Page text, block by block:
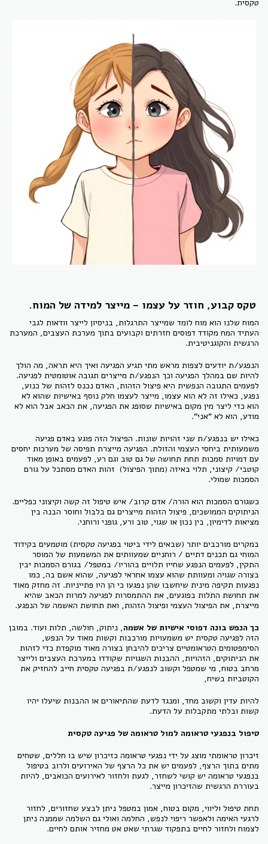
טקסית.
טקס קבוע, חוזר על עצמו – מייצר למידה של המוח.
המוח שלנו הוא מוח לומד שמייצר התרגלות, בניסיון לייצר וודאות לגבי
העתיד המח מקודד דפוסים חזרתים וקבועים בתוך מערכת העצבים, המערכת
הרגשית והקוגניטיבית.
הנפגע/ת יודעים לצפות מראש מתי תגיע הפגיעה ואיך היא תראה, מה הולך
להיות שם במהלך הפגיעה וכך הנפגע/ת מייצרים תגובה אוטומטית לפגיעה.
לפעמים התגובה הנפשית היא פיצול הזהות, האדם נכנס לזהות של כנוע,
נפגע, כאילו זה לא הוא עצמו, מייצר לעצמו חלק נוסף באישיות שהוא לא
הוא כדי ליצר מין מקום באישיות שסופג את הפגיעה, את הכאב אבל הוא לא
מודע, הוא לא "אני".
כאילו יש בנפגע/ת שני זהויות שונות. הפיצול הזה פוגע באדם פגיעה
משמעותית ביחסי העצמי והזולת. הפגיעה מייצרת תפיסה של מערכות יחסים
עם דמויות סמכות תחת תחושה של גם טוב וגם רע, לפעמים באופן מאוד
קוטבי/ קיצוני, תלוי באיזה (מתוך הפיצול) זהות האדם מסתכל על גורם
הסמכות שמולי.
כשגורם הסמכות הוא הורה/ אדם קרוב/ איש טיפול זה קשה וקיצוני כפליים.
הניתוקים הממושכים, פיצול הזהות מייצרים גם בלבול וחוסר הבנה בין
מציאות לדימיון, בין נכון או שגוי, טוב ורע, גופני ורוחני.
במקרים מורכבים יותר (שבאים לידי ביטוי בפגיעה טקסית) מוטמעים בקידוד
המוחי גם תכנים דתיים / רוחניים שמעוותים את המשמעות של המוסר
התקין, לפעמים הנפגע שחייו תלויים בהוריו/ במטפל/ בגורם הסמכות יבין
בצורה שגויה ומעוותת שהוא עצמו אחראי לפגיעה, שהוא אשם בה, כמו
נפגעות תקיפה מינית שיחשבו שהן נפגעו כי הן היו פתייניות. זה מחזק מאוד
את תחושת התלות בפוגעים, את ההתמסרות לפגיעה למרות הכאב שהיא
מייצרת, את הפיצול העצמי ופיצול הזהות, ואת תחושת האשמה של הנפגע.
כך הנפש בונה דפוסי אישיות של אשמה, ניתוק, חולשה, תלות ועוד. במובן
הזה לפגיעה טקסית יש משמעויות מורכבות וקשות מאוד על הנפש,
הסימפטומים הטראומטיים צריכים להיבחן בצורה מאוד מוקפדת כדי לזהות
את הניתוקים, הזהויות, ההבנות השגויות שקודדו במערכת העצבים ולייצר
מרחב בטוח, מי שמטפל וקשוב לנפגע/ת בפגיעה טקסית חייב להחזיק את
הקוטביות בשיח,
להיות עדין וקשוב מחד, ומנגד לדעת שהתיאורים או ההבנות שיעלו יהיו
קשות ובלתי מתקבלות על הדעת.
טיפול בנפגעי טראומה למול טראומה של פגיעה טקסית
זיכרון טראומתי מוצג על ידי נפגעי טראומה כזיכרון שיש בו חללים, שטחים
מתים בתוך הרצף, לפעמים יש את כל הרצף של האירועים ולרוב בטיפול
בנפגעי טראומה יש קושי לשחזר, לגעת ולחזור לאירועים הכואבים, להיות
בעוררת הרגשית שהזיכרון מייצר.
תחת טיפול וליווי, מקום בטוח, אמון במטפל ניתן לבצע שחזורים, לחזור
לרגעי האימה ולאפשר ריפוי לנפש, החלמה ואולי גם השלמה שממנה ניתן
לצמוח ולחזור לחיים בתפקוד שגרתי שאט אט מחזיר אותם לחיים.